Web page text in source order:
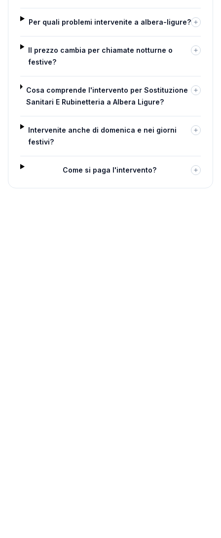
Per quali problemi intervenite a albera-ligure?
Il prezzo cambia per chiamate notturne o
festive?
Cosa comprende l'intervento per Sostituzione
Sanitari E Rubinetteria a Albera Ligure?
Intervenite anche di domenica e nei giorni
festivi?
Come si paga l'intervento?